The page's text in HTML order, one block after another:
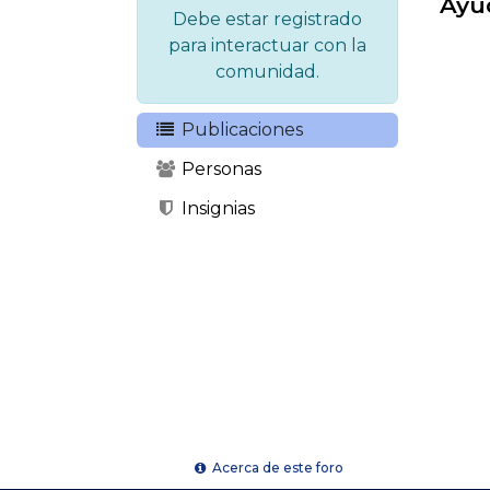
Debe estar registrado
para interactuar con la
comunidad.
Publicaciones
Personas
Insignias
Acerca de este foro